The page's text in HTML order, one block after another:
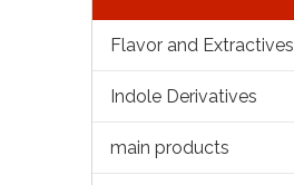
Flavor and Extractives
Indole Derivatives
main products